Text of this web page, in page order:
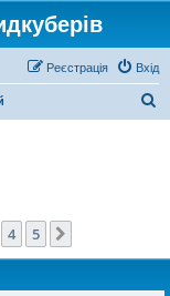
Вхід
Реєстрація
4 5